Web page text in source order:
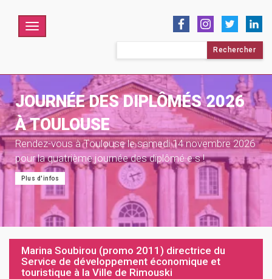
Menu
JOURNÉE DES DIPLÔMÉS 2026
À TOULOUSE
Rendez-vous à Toulouse le samedi 14 novembre 2026
pour la quatrième journée des diplômé·e·s !
Plus d'infos
Marina Soubirou (promo 2011) directrice du
Service de développement économique et
touristique à la Ville de Rimouski